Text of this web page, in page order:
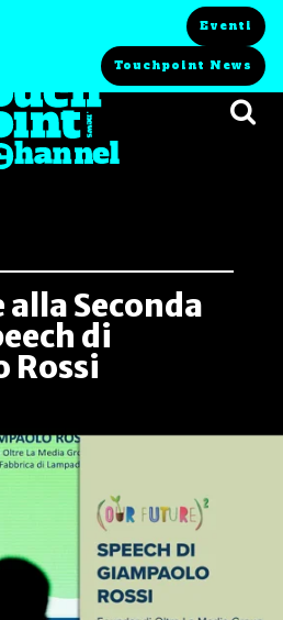
Eventi
Touchpoint News
Seconda
di
Rossi